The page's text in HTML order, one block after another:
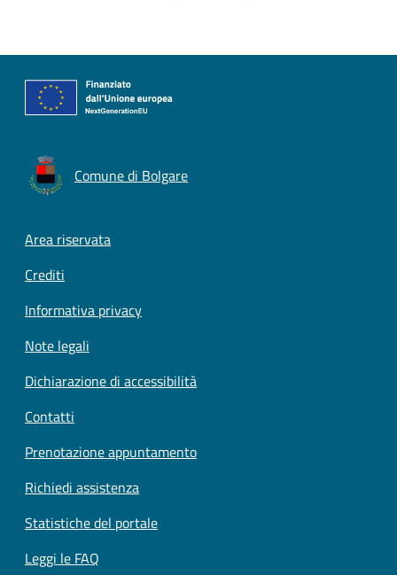
Comune di Bolgare
Footer menu
Area riservata
Crediti
Informativa privacy
Note legali
Dichiarazione di accessibilità
Contatti
Prenotazione appuntamento
Richiedi assistenza
Statistiche del portale
Leggi le FAQ